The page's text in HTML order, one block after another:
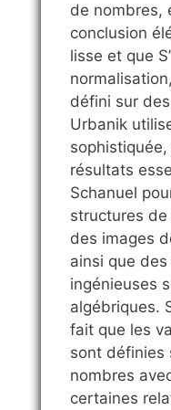
de nombres,
conclusion
lisse et que
défini sur
Urbanik
résultats
Schanuel
structures de
des images
ainsi que
ingénieuses
algébriques.
fait que les
sont définies
nombres
certaines